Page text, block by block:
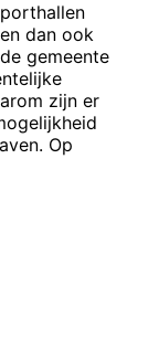
dan ook
gemeente
zijn er
Op